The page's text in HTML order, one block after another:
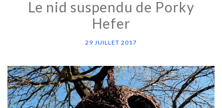
Le nid suspendu de Porky
Hefer
29 JUILLET 2017